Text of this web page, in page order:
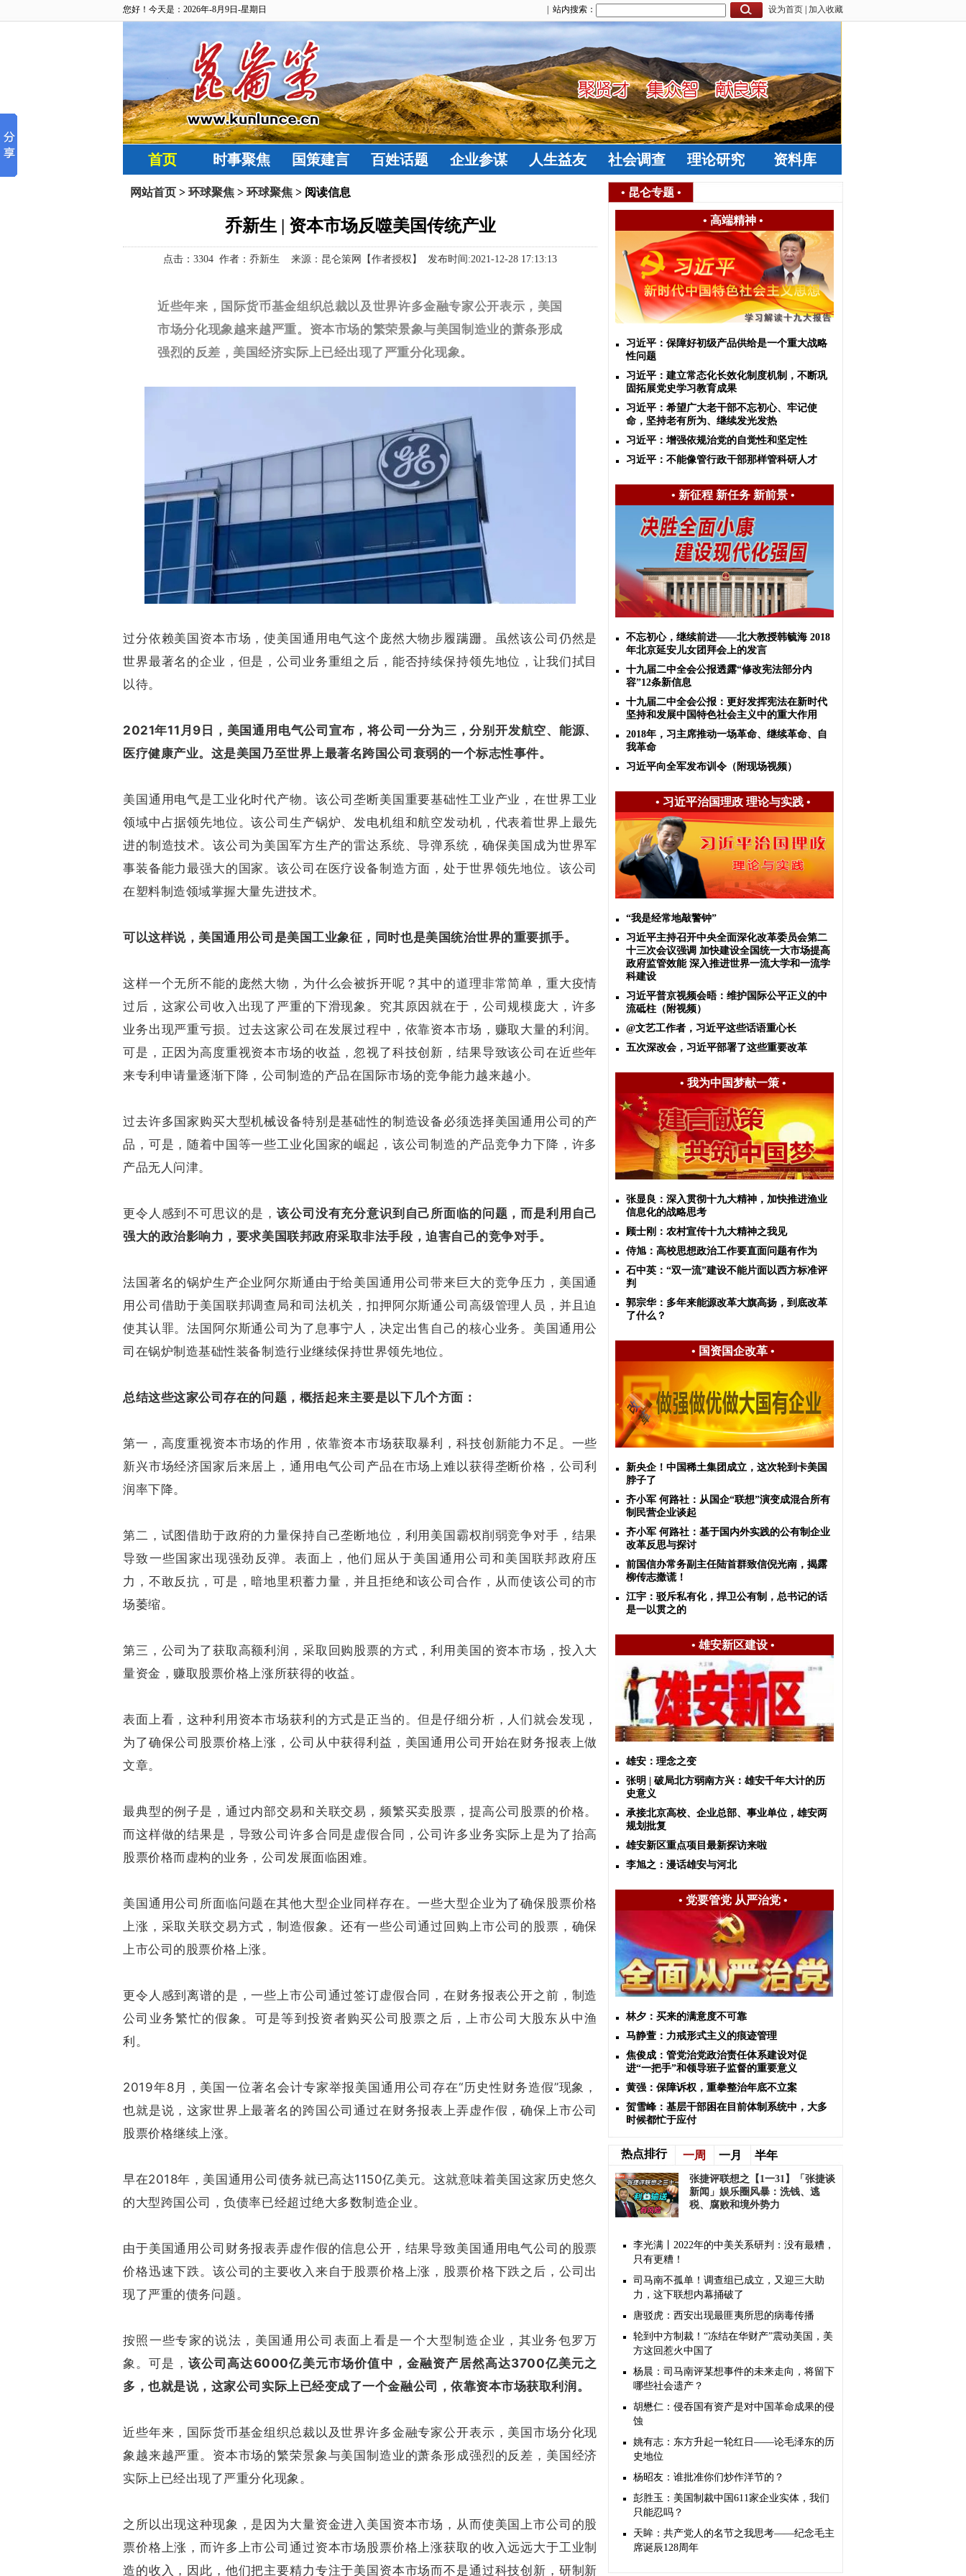
您好！今天是：2026年-8月9日-星期日 设为首页 加入收藏
| 站内搜索：
首页 时事聚焦 国策建言 百姓话题 企业参谋 人生益友 社会调查 理论研究 资料库
网站首页 > 环球聚焦 > 环球聚焦 > 阅读信息
乔新生 | 资本市场反噬美国传统产业
点击： 3304 作者：乔新生 来源：昆仑策网【作者授权】 发布时间:2021-12-28 17:13:13
近些年来，国际货币基金组织总裁以及世界许多金融专家公开表示，美国
市场分化现象越来越严重。资本市场的繁荣景象与美国制造业的萧条形成
强烈的反差，美国经济实际上已经出现了严重分化现象。
过分依赖美国资本市场，使美国通用电气这个庞然大物步履蹒跚。虽然该公司仍然是
世界最著名的企业，但是，公司业务重组之后，能否持续保持领先地位，让我们拭目
以待。
2021年11月9日，美国通用电气公司宣布，将公司一分为三，分别开发航空、能源、
医疗健康产业。这是美国乃至世界上最著名跨国公司衰弱的一个标志性事件。
美国通用电气是工业化时代产物。该公司垄断美国重要基础性工业产业，在世界工业
领域中占据领先地位。该公司生产锅炉、发电机组和航空发动机，代表着世界上最先
进的制造技术。该公司为美国军方生产的雷达系统、导弹系统，确保美国成为世界军
事装备能力最强大的国家。该公司在医疗设备制造方面，处于世界领先地位。该公司
在塑料制造领域掌握大量先进技术。
可以这样说，美国通用公司是美国工业象征，同时也是美国统治世界的重要抓手。
这样一个无所不能的庞然大物，为什么会被拆开呢？其中的道理非常简单，重大疫情
过后，这家公司收入出现了严重的下滑现象。究其原因就在于，公司规模庞大，许多
业务出现严重亏损。过去这家公司在发展过程中，依靠资本市场，赚取大量的利润。
可是，正因为高度重视资本市场的收益，忽视了科技创新，结果导致该公司在近些年
来专利申请量逐渐下降，公司制造的产品在国际市场的竞争能力越来越小。
过去许多国家购买大型机械设备特别是基础性的制造设备必须选择美国通用公司的产
品，可是，随着中国等一些工业化国家的崛起，该公司制造的产品竞争力下降，许多
产品无人问津。
更令人感到不可思议的是，该公司没有充分意识到自己所面临的问题，而是利用自己
强大的政治影响力，要求美国联邦政府采取非法手段，迫害自己的竞争对手。
法国著名的锅炉生产企业阿尔斯通由于给美国通用公司带来巨大的竞争压力，美国通
用公司借助于美国联邦调查局和司法机关，扣押阿尔斯通公司高级管理人员，并且迫
使其认罪。法国阿尔斯通公司为了息事宁人，决定出售自己的核心业务。美国通用公
司在锅炉制造基础性装备制造行业继续保持世界领先地位。
总结这些这家公司存在的问题，概括起来主要是以下几个方面：
第一，高度重视资本市场的作用，依靠资本市场获取暴利，科技创新能力不足。一些
新兴市场经济国家后来居上，通用电气公司产品在市场上难以获得垄断价格，公司利
润率下降。
第二，试图借助于政府的力量保持自己垄断地位，利用美国霸权削弱竞争对手，结果
导致一些国家出现强劲反弹。表面上，他们屈从于美国通用公司和美国联邦政府压
力，不敢反抗，可是，暗地里积蓄力量，并且拒绝和该公司合作，从而使该公司的市
场萎缩。
第三，公司为了获取高额利润，采取回购股票的方式，利用美国的资本市场，投入大
量资金，赚取股票价格上涨所获得的收益。
表面上看，这种利用资本市场获利的方式是正当的。但是仔细分析，人们就会发现，
为了确保公司股票价格上涨，公司从中获得利益，美国通用公司开始在财务报表上做
文章。
最典型的例子是，通过内部交易和关联交易，频繁买卖股票，提高公司股票的价格。
而这样做的结果是，导致公司许多合同是虚假合同，公司许多业务实际上是为了抬高
股票价格而虚构的业务，公司发展面临困难。
美国通用公司所面临问题在其他大型企业同样存在。一些大型企业为了确保股票价格
上涨，采取关联交易方式，制造假象。还有一些公司通过回购上市公司的股票，确保
上市公司的股票价格上涨。
更令人感到离谱的是，一些上市公司通过签订虚假合同，在财务报表公开之前，制造
公司业务繁忙的假象。可是等到投资者购买公司股票之后，上市公司大股东从中渔
利。
2019年8月，美国一位著名会计专家举报美国通用公司存在“历史性财务造假”现象，
也就是说，这家世界上最著名的跨国公司通过在财务报表上弄虚作假，确保上市公司
股票价格继续上涨。
早在2018年，美国通用公司债务就已高达1150亿美元。这就意味着美国这家历史悠久
的大型跨国公司，负债率已经超过绝大多数制造企业。
由于美国通用公司财务报表弄虚作假的信息公开，结果导致美国通用电气公司的股票
价格迅速下跌。该公司的主要收入来自于股票价格上涨，股票价格下跌之后，公司出
现了严重的债务问题。
按照一些专家的说法，美国通用公司表面上看是一个大型制造企业，其业务包罗万
象。可是， 该公司高达6000亿美元市场价值中，金融资产居然高达3700亿美元之
多，也就是说，这家公司实际上已经变成了一个金融公司，依靠资本市场获取利润。
近些年来，国际货币基金组织总裁以及世界许多金融专家公开表示，美国市场分化现
象越来越严重。资本市场的繁荣景象与美国制造业的萧条形成强烈的反差，美国经济
实际上已经出现了严重分化现象。
之所以出现这种现象，是因为大量资金进入美国资本市场，从而使美国上市公司的股
票价格上涨，而许多上市公司通过资本市场股票价格上涨获取的收入远远大于工业制
造的收入，因此，他们把主要精力专注于美国资本市场而不是通过科技创新，研制新
• 昆仑专题 •
• 高端精神•
习近平：保障好初级产品供给是一个重大战略
性问题
习近平：建立常态化长效化制度机制，不断巩
固拓展党史学习教育成果
习近平：希望广大老干部不忘初心、牢记使
命，坚持老有所为、继续发光发热
习近平：增强依规治党的自觉性和坚定性
习近平：不能像管行政干部那样管科研人才
• 新征程 新任务 新前景•
不忘初心，继续前进——北大教授韩毓海 2018
年北京延安儿女团拜会上的发言
十九届二中全会公报透露“修改宪法部分内
容”12条新信息
十九届二中全会公报：更好发挥宪法在新时代
坚持和发展中国特色社会主义中的重大作用
2018年，习主席推动一场革命、继续革命、自
我革命
习近平向全军发布训令（附现场视频）
• 习近平治国理政 理论与实践•
“我是经常地敲警钟”
习近平主持召开中央全面深化改革委员会第二
十三次会议强调 加快建设全国统一大市场提高
政府监管效能 深入推进世界一流大学和一流学
科建设
习近平普京视频会晤：维护国际公平正义的中
流砥柱（附视频）
@文艺工作者，习近平这些话语重心长
五次深改会，习近平部署了这些重要改革
• 我为中国梦献一策•
张显良：深入贯彻十九大精神，加快推进渔业
信息化的战略思考
顾士刚：农村宣传十九大精神之我见
侍旭：高校思想政治工作要直面问题有作为
石中英：“双一流”建设不能片面以西方标准评
判
郭宗华：多年来能源改革大旗高扬，到底改革
了什么？
• 国资国企改革•
新央企！中国稀土集团成立，这次轮到卡美国
脖子了
齐小军 何路社：从国企“联想”演变成混合所有
制民营企业谈起
齐小军 何路社：基于国内外实践的公有制企业
改革反思与探讨
前国信办常务副主任陆首群致信倪光南，揭露
柳传志撒谎！
江宇：驳斥私有化，捍卫公有制，总书记的话
是一以贯之的
• 雄安新区建设•
雄安：理念之变
张明 | 破局北方弱南方兴：雄安千年大计的历
史意义
承接北京高校、企业总部、事业单位，雄安两
规划批复
雄安新区重点项目最新探访来啦
李旭之：漫话雄安与河北
• 党要管党 从严治党•
林夕：买来的满意度不可靠
马静萱：力戒形式主义的痕迹管理
焦俊成：管党治党政治责任体系建设对促
进“一把手”和领导班子监督的重要意义
黄强：保障诉权，重拳整治年底不立案
贺雪峰：基层干部困在目前体制系统中，大多
时候都忙于应付
热点排行 一周 一月 半年
张捷评联想之【1一31】「张捷谈
新闻」娱乐圈风暴：洗钱、逃
税、腐败和境外势力
李光满丨2022年的中美关系研判：没有最糟，
只有更糟！
司马南不孤单！调查组已成立，又迎三大助
力，这下联想内幕捅破了
唐驳虎：西安出现最匪夷所思的病毒传播
​轮到中方制裁！“冻结在华财产”震动美国，美
方这回惹火中国了
杨晨：司马南评某想事件的未来走向，将留下
哪些社会遗产？
胡懋仁：侵吞国有资产是对中国革命成果的侵
蚀
姚有志：东方升起一轮红日——论毛泽东的历
史地位
杨昭友：谁批准你们炒作洋节的？
彭胜玉：美国制裁中国611家企业实体，我们
只能忍吗？
天眸：共产党人的名节之我思考——纪念毛主
席诞辰128周年